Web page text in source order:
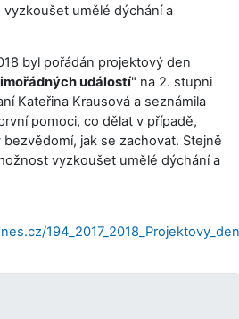
umělé dýchání a
byl pořádán projektový den
událostí" na 2. stupni
Kateřina Krausová a seznámila
pomoci, co dělat v případě,
jak se zachovat. Stejně
vyzkoušet umělé dýchání a